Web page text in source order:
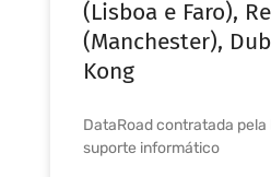
(Lisboa e Faro),
(Manchester),
Kong
DataRoad contratada pela
suporte informático